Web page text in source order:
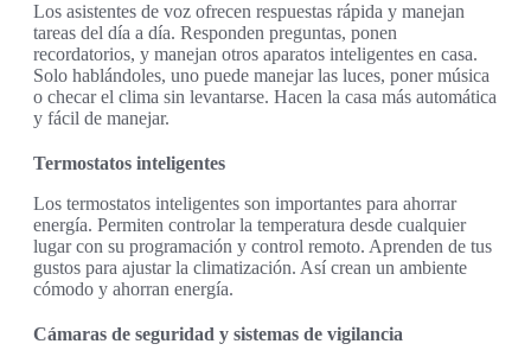
Los asistentes de voz ofrecen respuestas rápida y manejan
tareas del día a día. Responden preguntas, ponen
recordatorios, y manejan otros aparatos inteligentes en casa.
Solo hablándoles, uno puede manejar las luces, poner música
o checar el clima sin levantarse. Hacen la casa más automática
y fácil de manejar.
Termostatos inteligentes
Los termostatos inteligentes son importantes para ahorrar
energía. Permiten controlar la temperatura desde cualquier
lugar con su programación y control remoto. Aprenden de tus
gustos para ajustar la climatización. Así crean un ambiente
cómodo y ahorran energía.
Cámaras de seguridad y sistemas de vigilancia